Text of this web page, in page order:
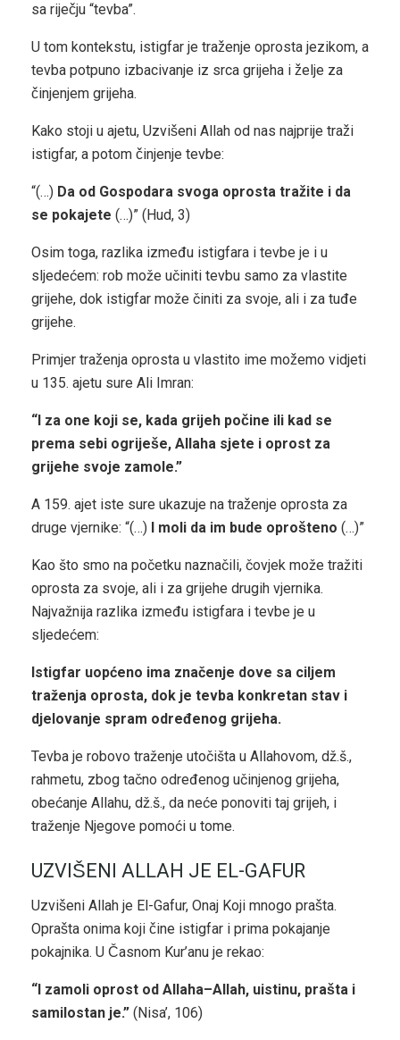
sa riječju “tevba”.
U tom kontekstu, istigfar je traženje oprosta jezikom, a
tevba potpuno izbacivanje iz srca grijeha i želje za
činjenjem grijeha.
Kako stoji u ajetu, Uzvišeni Allah od nas najprije traži
istigfar, a potom činjenje tevbe:
“(…) Da od Gospodara svoga oprosta tražite i da
se pokajete (…)” (Hud, 3)
Osim toga, razlika između istigfara i tevbe je i u
sljedećem: rob može učiniti tevbu samo za vlastite
grijehe, dok istigfar može činiti za svoje, ali i za tuđe
grijehe.
Primjer traženja oprosta u vlastito ime možemo vidjeti
u 135. ajetu sure Ali Imran:
“I za one koji se, kada grijeh počine ili kad se
prema sebi ogriješe, Allaha sjete i oprost za
grijehe svoje zamole.”
A 159. ajet iste sure ukazuje na traženje oprosta za
druge vjernike: “(…)
I moli da im bude oprošteno (…)”
Kao što smo na početku naznačili, čovjek može tražiti
oprosta za svoje, ali i za grijehe drugih vjernika.
Najvažnija razlika između istigfara i tevbe je u
sljedećem:
Istigfar uopćeno ima značenje dove sa ciljem
traženja oprosta, dok je tevba konkretan stav i
djelovanje spram određenog grijeha.
Tevba je robovo traženje utočišta u Allahovom, dž.š.,
rahmetu, zbog tačno određenog učinjenog grijeha,
obećanje Allahu, dž.š., da neće ponoviti taj grijeh, i
traženje Njegove pomoći u tome.
UZVIŠENI ALLAH JE EL-GAFUR
Uzvišeni Allah je El-Gafur, Onaj Koji mnogo prašta.
Oprašta onima koji čine istigfar i prima pokajanje
pokajnika. U Časnom Kur’anu je rekao:
“I zamoli oprost od Allaha–Allah, uistinu, prašta i
samilostan je.” (Nisa’, 106)